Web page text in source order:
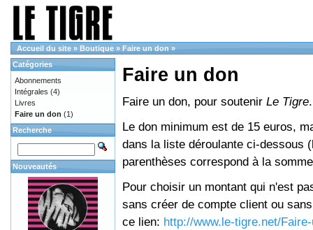
Accueil du site » Boutique » Faire un don »
Faire un don
Faire un don, pour soutenir Le Tigre.
Le don minimum est de 15 euros,
dans la liste déroulante ci-dessous
parenthèses correspond à la
Pour choisir un montant qui n'est
sans créer de compte client ou
ce lien: http://www.le-tigre.net/
Catégories
Abonnements
Intégrales (4)
Livres
Faire un don (1)
Recherche
Nouveautés